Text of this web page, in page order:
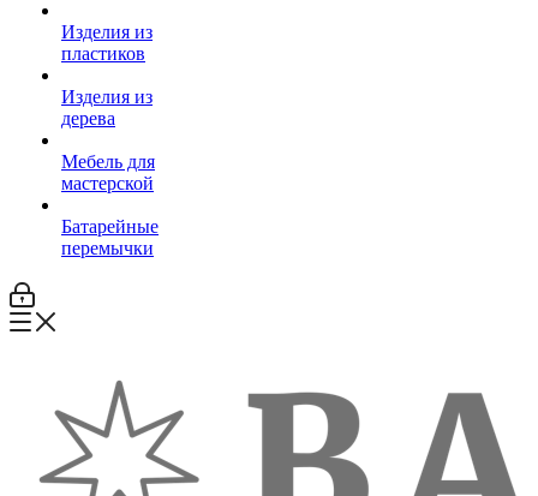
Изделия из
пластиков
Изделия из
дерева
Мебель для
мастерской
Батарейные
перемычки